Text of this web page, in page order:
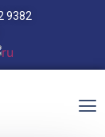
9382